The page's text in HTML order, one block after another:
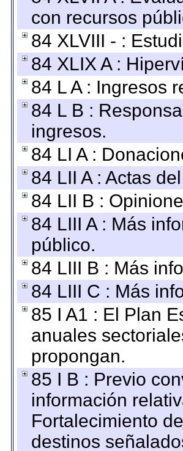
con recursos
84 XLVIII - :
84 XLIX A :
84 L A : Ingresos
84 L B :
ingresos.
84 LI A :
84 LII A : Actas
84 LII B :
84 LIII A : Más
público.
84 LIII B : Más
84 LIII C : Más
85 I A1 : El Plan
anuales
propongan.
85 I B : Previo
información
Fortalecimiento
destinos